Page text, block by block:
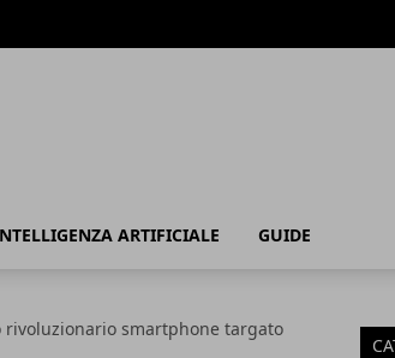
ARTIFICIALE GUIDE
rivoluzionario smartphone targato